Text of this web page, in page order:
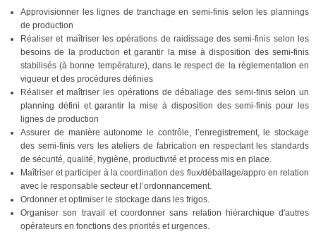
Approvisionner les lignes de tranchage en semi-finis selon les plannings
de production
Réaliser et maîtriser les opérations de raidissage des semi-finis selon les
besoins de la production et garantir la mise à disposition des semi-finis
stabilisés (à bonne température), dans le respect de la règlementation en
vigueur et des procédures définies
Réaliser et maîtriser les opérations de déballage des semi-finis selon un
planning défini et garantir la mise à disposition des semi-finis pour les
lignes de production
Assurer de manière autonome le contrôle, l’enregistrement, le stockage
des semi-finis vers les ateliers de fabrication en respectant les standards
de sécurité, qualité, hygiène, productivité et process mis en place.
Maîtriser et participer à la coordination des flux/déballage/appro en relation
avec le responsable secteur et l’ordonnancement.
Ordonner et optimiser le stockage dans les frigos.
Organiser son travail et coordonner sans relation hiérarchique d'autres
opérateurs en fonctions des priorités et urgences.